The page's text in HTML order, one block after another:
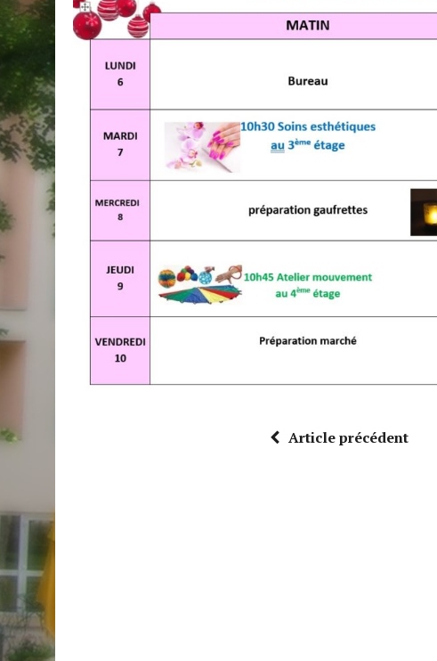
Article précédent